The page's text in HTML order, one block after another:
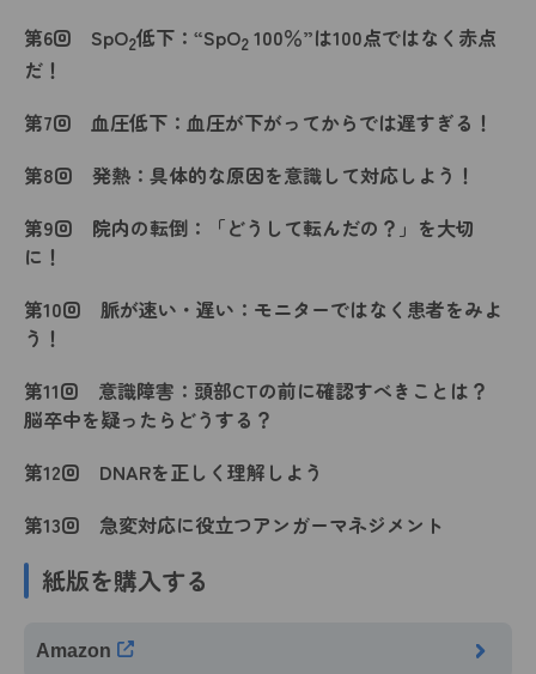
第6回 SpO2低下：“SpO2 100％”は100点ではなく赤点
だ！
第7回 血圧低下：血圧が下がってからでは遅すぎる！
第8回 発熱：具体的な原因を意識して対応しよう！
第9回 院内の転倒：「どうして転んだの？」を大切
に！
第10回 脈が速い・遅い：モニターではなく患者をみよ
う！
第11回 意識障害：頭部CTの前に確認すべきことは？
脳卒中を疑ったらどうする？
第12回 DNARを正しく理解しよう
第13回 急変対応に役立つアンガーマネジメント
紙版を購入する
Amazon